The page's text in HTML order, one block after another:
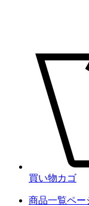
買い物カゴ
商品一覧ペー